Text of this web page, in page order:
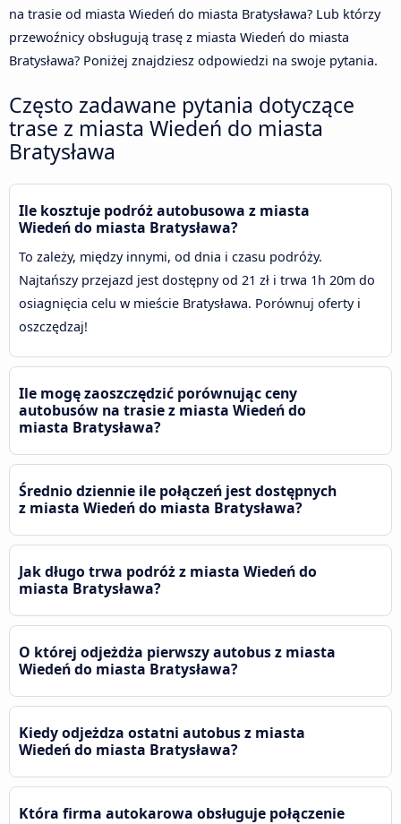
na trasie od miasta Wiedeń do miasta Bratysława? Lub którzy
przewoźnicy obsługują trasę z miasta Wiedeń do miasta
Bratysława? Poniżej znajdziesz odpowiedzi na swoje pytania.
Często zadawane pytania dotyczące
trase z miasta Wiedeń do miasta
Bratysława
Ile kosztuje podróż autobusowa z miasta
Wiedeń do miasta Bratysława?
To zależy, między innymi, od dnia i czasu podróży.
Najtańszy przejazd jest dostępny od 21 zł i trwa 1h 20m do
osiagnięcia celu w mieście Bratysława. Porównuj oferty i
oszczędzaj!
Ile mogę zaoszczędzić porównując ceny
autobusów na trasie z miasta Wiedeń do
miasta Bratysława?
Średnio dziennie ile połączeń jest dostępnych
z miasta Wiedeń do miasta Bratysława?
Jak długo trwa podróż z miasta Wiedeń do
miasta Bratysława?
O której odjeżdża pierwszy autobus z miasta
Wiedeń do miasta Bratysława?
Kiedy odjeżdza ostatni autobus z miasta
Wiedeń do miasta Bratysława?
Która firma autokarowa obsługuje połączenie